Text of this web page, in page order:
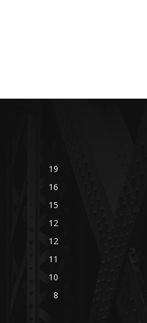
19
16
15
12
12
11
10
8